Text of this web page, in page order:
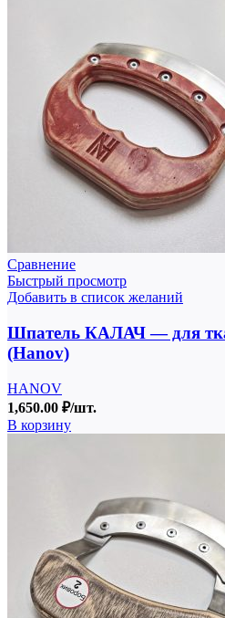
Сравнение
Быстрый просмотр
Добавить в список желаний
Шпатель КАЛАЧ — для
(Hanov)
HANOV
1,650.00 ₽/шт.
В корзину